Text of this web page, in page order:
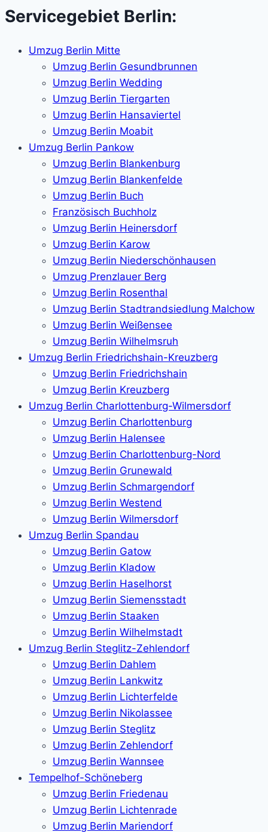
Servicegebiet Berlin:
Umzug Berlin Mitte
Umzug Berlin Gesundbrunnen
Umzug Berlin Wedding
Umzug Berlin Tiergarten
Umzug Berlin Hansaviertel
Umzug Berlin Moabit
Umzug Berlin Pankow
Umzug Berlin Blankenburg
Umzug Berlin Blankenfelde
Umzug Berlin Buch
Französisch Buchholz
Umzug Berlin Heinersdorf
Umzug Berlin Karow
Umzug Berlin Niederschönhausen
Umzug Prenzlauer Berg
Umzug Berlin Rosenthal
Umzug Berlin Stadtrandsiedlung Malchow
Umzug Berlin Weißensee
Umzug Berlin Wilhelmsruh
Umzug Berlin Friedrichshain-Kreuzberg
Umzug Berlin Friedrichshain
Umzug Berlin Kreuzberg
Umzug Berlin Charlottenburg-Wilmersdorf
Umzug Berlin Charlottenburg
Umzug Berlin Halensee
Umzug Berlin Charlottenburg-Nord
Umzug Berlin Grunewald
Umzug Berlin Schmargendorf
Umzug Berlin Westend
Umzug Berlin Wilmersdorf
Umzug Berlin Spandau
Umzug Berlin Gatow
Umzug Berlin Kladow
Umzug Berlin Haselhorst
Umzug Berlin Siemensstadt
Umzug Berlin Staaken
Umzug Berlin Wilhelmstadt
Umzug Berlin Steglitz-Zehlendorf
Umzug Berlin Dahlem
Umzug Berlin Lankwitz
Umzug Berlin Lichterfelde
Umzug Berlin Nikolassee
Umzug Berlin Steglitz
Umzug Berlin Zehlendorf
Umzug Berlin Wannsee
Tempelhof-Schöneberg
Umzug Berlin Friedenau
Umzug Berlin Lichtenrade
Umzug Berlin Mariendorf